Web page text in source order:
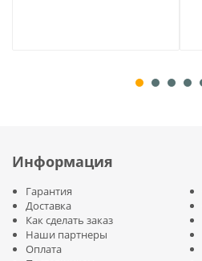
Информация
Гарантия
Доставка
Как сделать заказ
Наши партнеры
Оплата